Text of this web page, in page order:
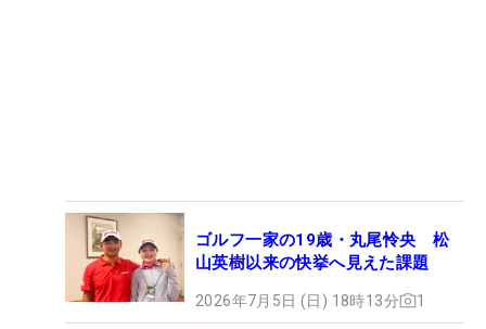
ゴルフ一家の19歳・丸尾怜央 松
山英樹以来の快挙へ見えた課題
2026年7月5日 (日) 18時13分 1